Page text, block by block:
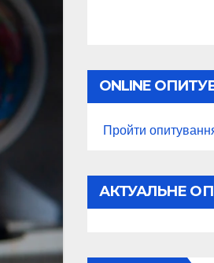
ONLINE
Пройти
АКТУАЛЬНЕ